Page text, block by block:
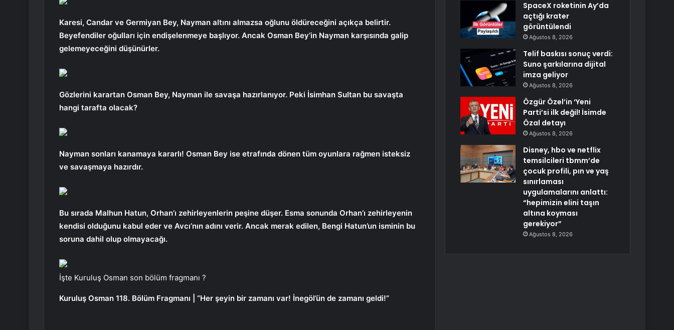
Karesi, Candar ve Germiyan Bey, Nayman altını almazsa oğlunu öldüreceğini açıkça belirtir.
Beyefendiler oğulları için endişelenmeye başlıyor. Ancak Osman Bey’in Nayman karşısında galip
gelemeyeceğini düşünürler.
Gözlerini karartan Osman Bey, Nayman ile savaşa hazırlanıyor. Peki İsimhan Sultan bu savaşta
hangi tarafta olacak?
Nayman sonları kanamaya kararlı! Osman Bey ise etrafında dönen tüm oyunlara rağmen isteksiz
ve savaşmaya hazırdır.
Bu sırada Malhun Hatun, Orhan’ı zehirleyenlerin peşine düşer. Esma sonunda Orhan’ı zehirleyenin
kendisi olduğunu kabul eder ve Avcı’nın adını verir. Ancak merak edilen, Bengi Hatun’un isminin bu
soruna dahil olup olmayacağı.
İşte Kuruluş Osman son bölüm fragmanı ?
Kuruluş Osman 118. Bölüm Fragmanı | “Her şeyin bir zamanı var! İnegöl’ün de zamanı geldi!”
SpaceX roketinin Ay’da
açtığı krater
görüntülendi
Ağustos 8, 2026
Telif baskısı sonuç verdi:
Suno şarkılarına dijital
imza geliyor
Ağustos 8, 2026
Özgür Özel’in ‘Yeni
Parti’si ilk değil! İsimde
Özal detayı
Ağustos 8, 2026
Disney, hbo ve netflix
temsilcileri tbmm’de
çocuk profili, pın ve yaş
sınırlaması
uygulamalarını anlattı:
“hepimizin elini taşın
altına koyması
gerekiyor”
Ağustos 8, 2026